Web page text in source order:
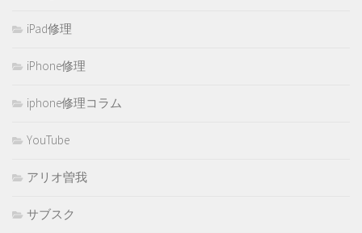
iPad修理
iPhone修理
iphone修理コラム
YouTube
アリオ曽我
サブスク